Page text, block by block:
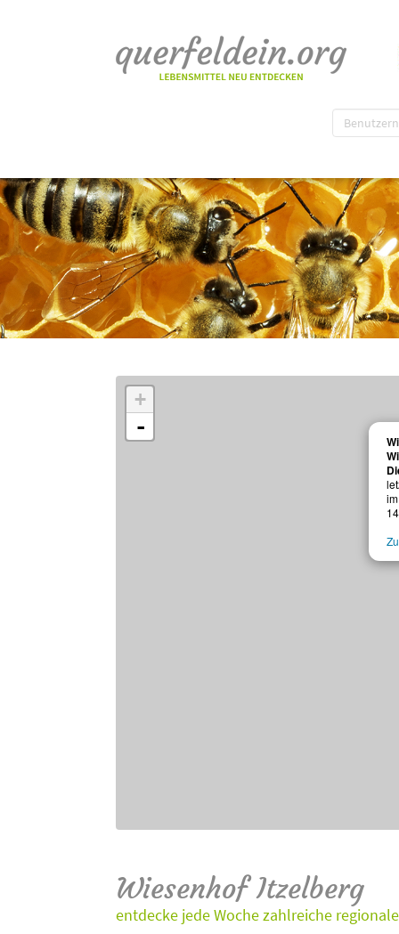
+
-
Wiesenhof Itzelberg
entdecke jede Woche zahlreiche